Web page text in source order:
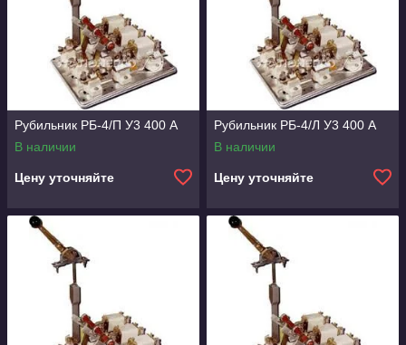
Рубильник РБ-4/П У3 400 А
В наличии
Цену уточняйте
Рубильник РБ-4/Л У3 400 А
В наличии
Цену уточняйте